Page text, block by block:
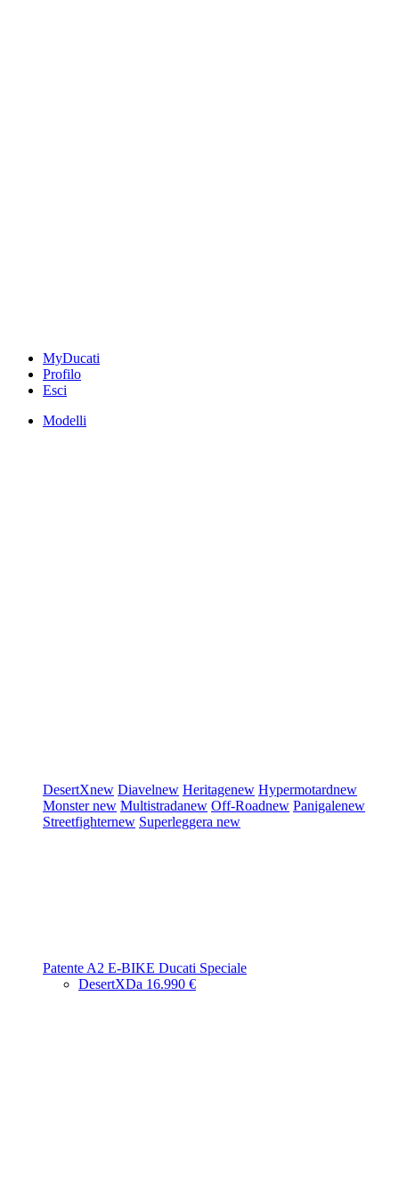
MyDucati
Profilo
Esci
Modelli
DesertXnew Diavelnew Heritagenew Hypermotardnew
Monsternew Multistradanew Off-Roadnew Panigalenew
Streetfighternew Superleggera new
Patente A2 E-BIKE Ducati Speciale
DesertXDa 16.990 €